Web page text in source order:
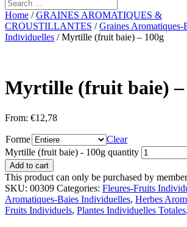
Home /GRAINES AROMATIQUES &
CROUSTILLANTES /Graines Aromatiques-
Individuelles / Myrtille (fruit baie) – 100g
Myrtille (fruit baie) –
From: €12,78
Forme
Clear
Myrtille (fruit baie) - 100g quantity
Add to cart
This product can only be purchased by
SKU: 00309 Categories: Fleures-Fruits
Aromatiques-Baies Individuelles, Herbes
Fruits Individuels, Plantes Individuelles Totales,